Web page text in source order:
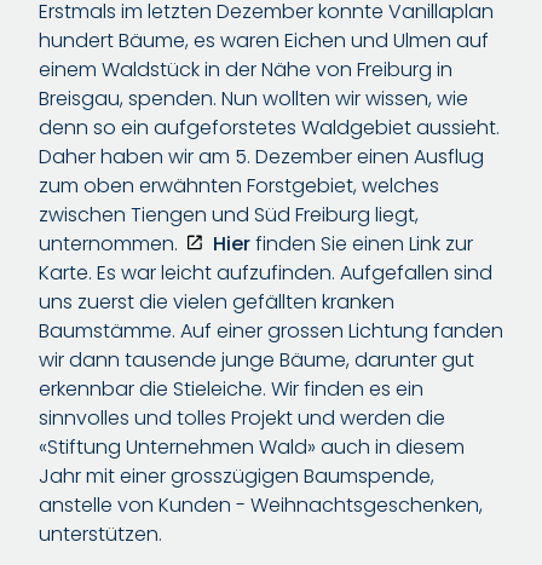
Erstmals im letzten Dezember konnte Vanillaplan
hundert Bäume, es waren Eichen und Ulmen auf
einem Waldstück in der Nähe von Freiburg in
Breisgau, spenden. Nun wollten wir wissen, wie
denn so ein aufgeforstetes Waldgebiet aussieht.
Daher haben wir am 5. Dezember einen Ausflug
zum oben erwähnten Forstgebiet, welches
zwischen Tiengen und Süd Freiburg liegt,
unternommen.
Hierfinden Sie einen Link zur
Karte. Es war leicht aufzufinden. Aufgefallen sind
uns zuerst die vielen gefällten kranken
Baumstämme. Auf einer grossen Lichtung fanden
wir dann tausende junge Bäume, darunter gut
erkennbar die Stieleiche. Wir finden es ein
sinnvolles und tolles Projekt und werden die
«Stiftung Unternehmen Wald» auch in diesem
Jahr mit einer grosszügigen Baumspende,
anstelle von Kunden - Weihnachtsgeschenken,
unterstützen.